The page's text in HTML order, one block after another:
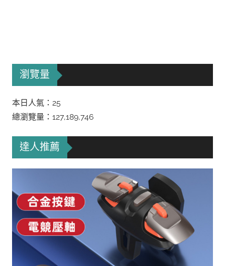
瀏覽量
本日人氣：25
總瀏覽量：127,189,746
達人推薦